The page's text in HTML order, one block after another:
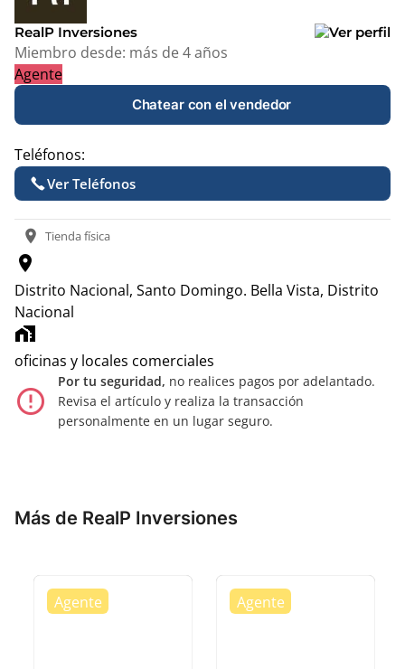
RealP Inversiones
Miembro desde: más de 4 años
Agente
Chatear con el vendedor
Teléfonos:
Ver Teléfonos
location_on Tienda física
location_on
Distrito Nacional, Santo Domingo. Bella Vista, Distrito
Nacional
home_work
oficinas y locales comerciales
error_outline
Por tu seguridad, no realices pagos por adelantado.
Revisa el artículo y realiza la transacción
personalmente en un lugar seguro.
Más de RealP Inversiones